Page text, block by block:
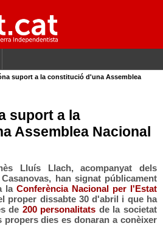
suport a la constitució d'una Assemblea
suport a la
Assemblea Nacional
Lluís Llach, acompanyat dels
han signat públicament
la Conferència Nacional per l'Estat
proper dissabte 30 d'abril i que ha
de 200 personalitats de la societat
propers dies es donaran a conèixer